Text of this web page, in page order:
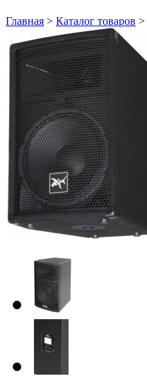
Главная > Каталог товаров >